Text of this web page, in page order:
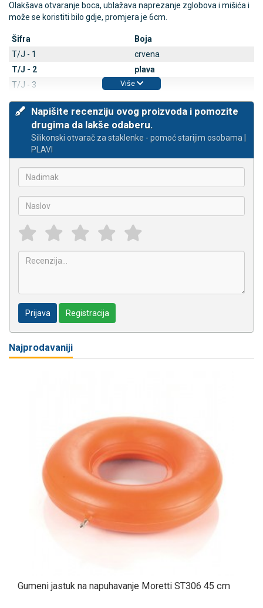
Olakšava otvaranje boca, ublažava naprezanje zglobova i mišića i
može se koristiti bilo gdje, promjera je 6cm.
Šifra
Boja
T/J - 1
crvena
T/J - 2
plava
T/J - 3
žuta
Više
Napišite recenziju ovog proizvoda i pomozite
drugima da lakše odaberu.
Silikonski otvarač za staklenke - pomoć starijim osobama |
PLAVI
Prijava Registracija
Najprodavaniji
Gumeni jastuk na napuhavanje Moretti ST306 45 cm